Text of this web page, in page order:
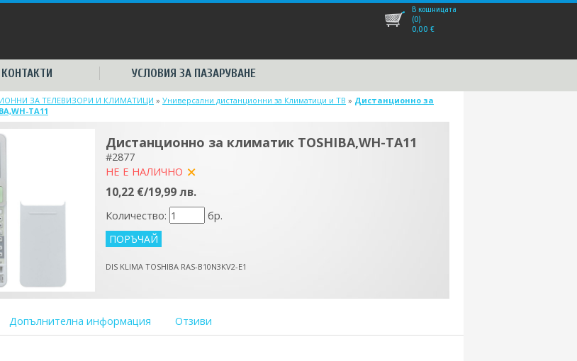
КОНТАКТИ УСЛОВИЯ ЗА ПАЗАРУВАНЕ
В кошницата
(0)
0,00 €
ЗА ТЕЛЕВИЗОРИ И КЛИМАТИЦИ » Универсални дистанционни за Климатици и ТВ » Дистанционно за
TA11
Дистанционно за климатик TOSHIBA,WH-TA11
#2877
НЕ Е НАЛИЧНО
10,22 €/19,99 лв.
Количество: бр.
DIS KLIMA TOSHIBA RAS-B10N3KV2-E1
Допълнителна информация Отзиви